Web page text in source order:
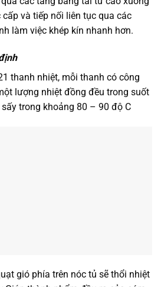
và tiếp nối liên tục qua các
làm việc khép kín nhanh hơn.
thanh nhiệt, mỗi thanh có công
lượng nhiệt đồng đều trong suốt
trong khoảng 80 – 90 độ C
gió phía trên nóc tủ sẽ thổi nhiệt